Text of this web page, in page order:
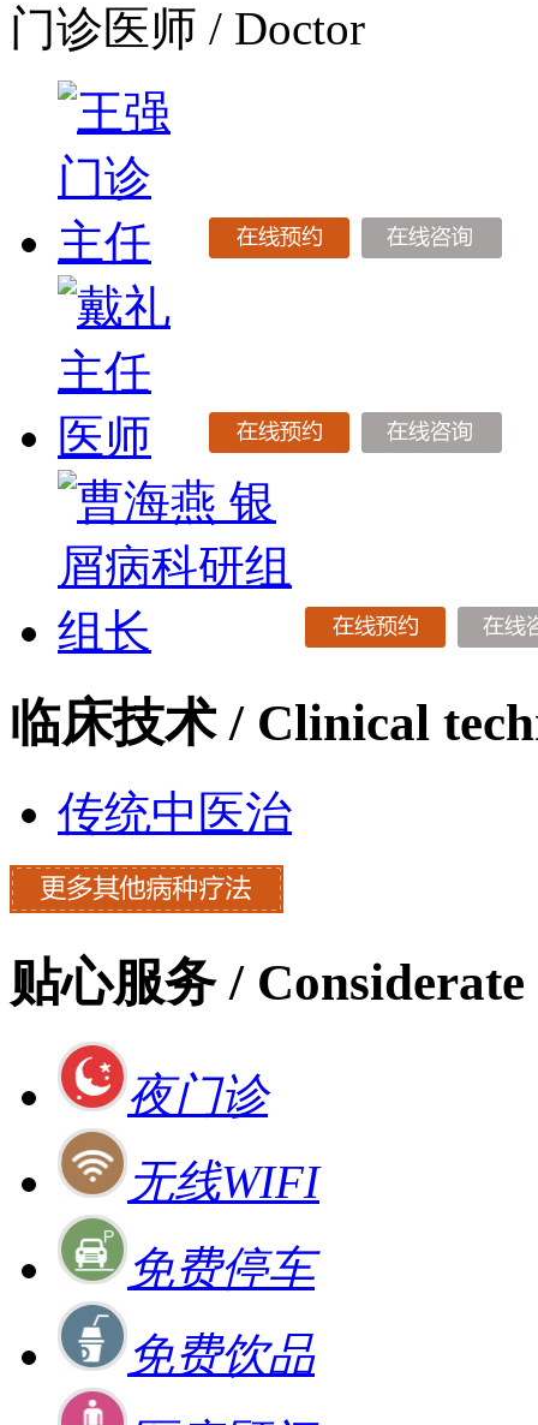
门诊医师 / Doctor
临床技术 / Clinical
传统中医治
贴心服务 / Considerate
夜门诊
无线WIFI
免费停车
免费饮品